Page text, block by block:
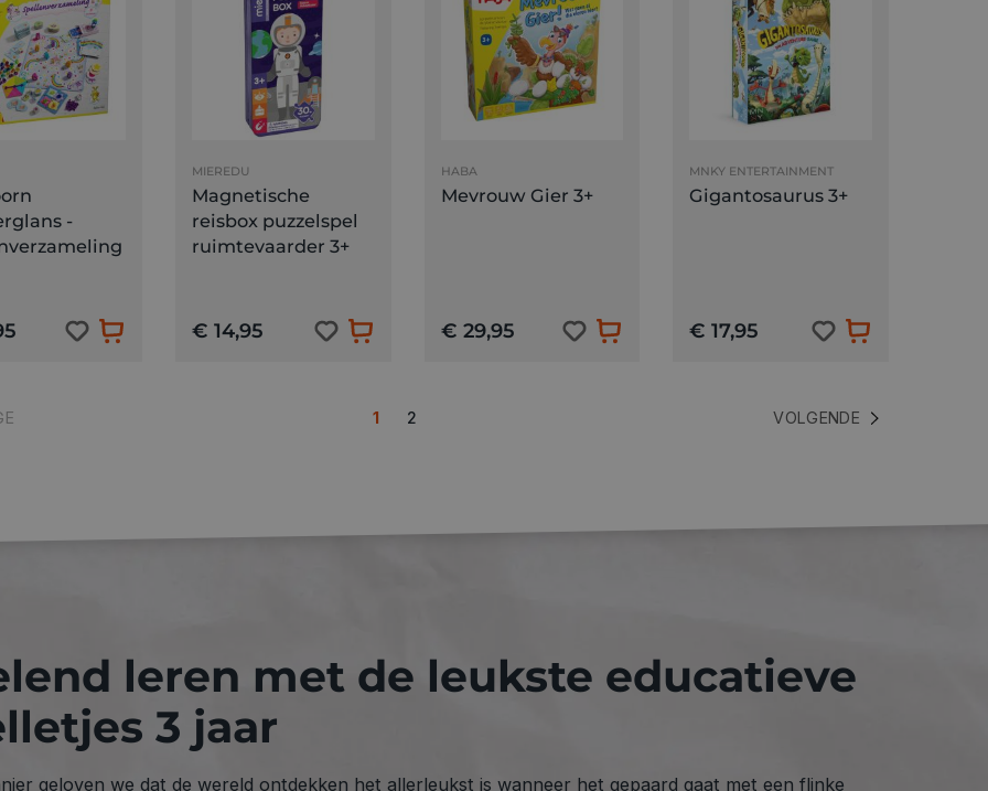
-
MIEREDU
Magnetische
reisbox puzzelspel
ruimtevaarder 3+
€ 14,95
HABA
Mevrouw Gier 3+
€ 29,95
MNKY ENTERTAINMENT
Gigantosaurus 3+
€ 17,95
1 2 VOLGENDE
leren met de leukste educatieve
3 jaar
geloven we dat de wereld ontdekken het allerleukst is wanneer het gepaard gaat met een flinke